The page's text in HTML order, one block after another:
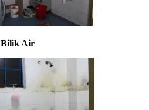
Bilik Air